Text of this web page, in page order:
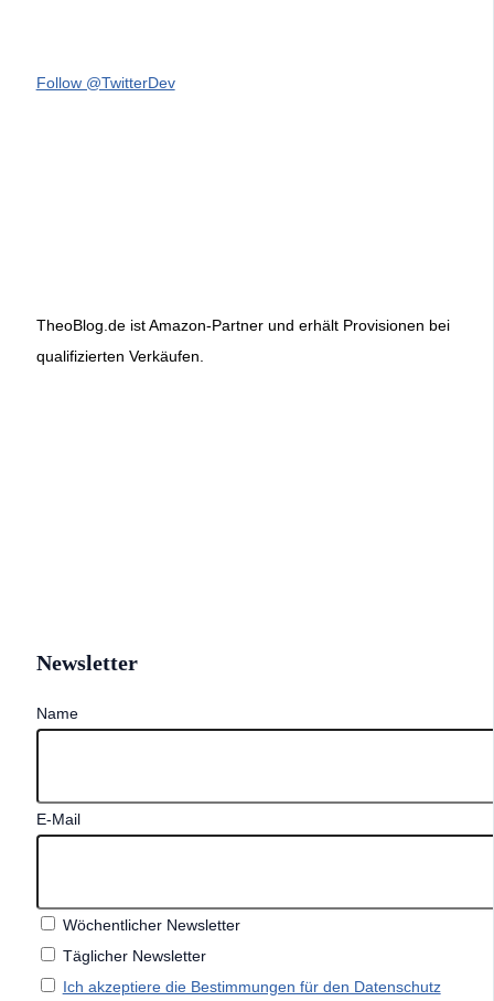
Follow @TwitterDev
TheoBlog.de ist Amazon-Partner und erhält Provisionen bei
qualifizierten Verkäufen.
Newsletter
Name
E-Mail
Wöchentlicher Newsletter
Täglicher Newsletter
Ich akzeptiere die Bestimmungen für den Datenschutz